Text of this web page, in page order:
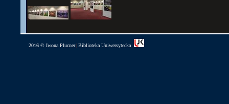
2016 © Iwona Plucner| Biblioteka Uniwersytecka